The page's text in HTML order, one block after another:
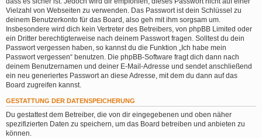
Vielzahl von Webseiten zu verwenden. Das Passwort ist dein Schlüssel zu
deinem Benutzerkonto für das Board, also geh mit ihm sorgsam um.
Insbesondere wird dich kein Vertreter des Betreibers, von phpBB Limited oder
ein Dritter berechtigterweise nach deinem Passwort fragen. Solltest du dein
Passwort vergessen haben, so kannst du die Funktion „Ich habe mein
Passwort vergessen“ benutzen. Die phpBB-Software fragt dich dann nach
deinem Benutzernamen und deiner E-Mail-Adresse und sendet anschließend
ein neu generiertes Passwort an diese Adresse, mit dem du dann auf das
Board zugreifen kannst.
GESTATTUNG DER DATENSPEICHERUNG
Du gestattest dem Betreiber, die von dir eingegebenen und oben näher
spezifizierten Daten zu speichern, um das Board betreiben und anbieten zu
können.